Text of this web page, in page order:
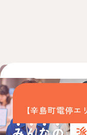
【辛島町電停